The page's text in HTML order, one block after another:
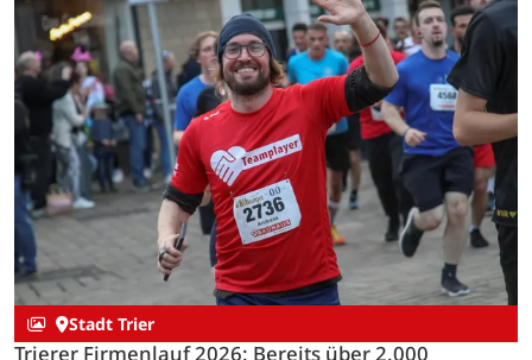
Stadt Trier
Trierer Firmenlauf 2026: Bereits über 2.000